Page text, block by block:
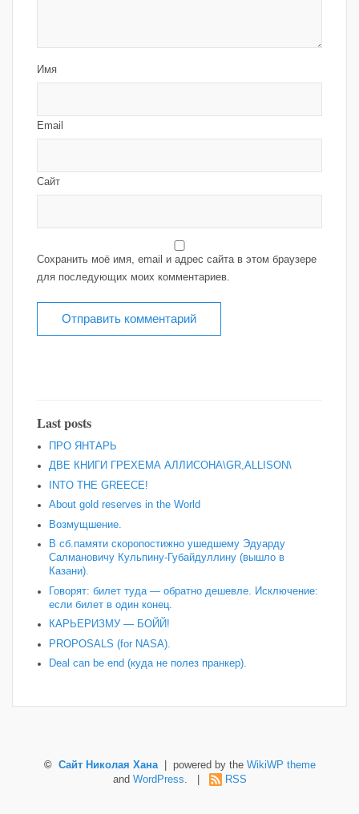
Имя
Email
Сайт
Сохранить моё имя, email и адрес сайта в этом браузере
для последующих моих комментариев.
Last posts
ПРО ЯНТАРЬ
ДВЕ КНИГИ ГРЕХЕМА АЛЛИСОНА\GR,ALLISON\
INTO THE GREECE!
About gold reserves in the World
Возмущшение.
В сб.памяти скоропостижно ушедшему Эдуарду
Салмановичу Кульпину-Губайдуллину (вышло в
Казани).
Говорят: билет туда — обратно дешевле. Исключение:
если билет в один конец.
КАРЬЕРИЗМУ — БОЙЙ!
PROPOSALS (for NASA).
Deal can be end (куда не полез пранкер).
© Сайт Николая Хана| powered by the WikiWP theme
and WordPress RSS